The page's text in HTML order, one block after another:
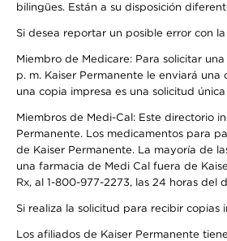
bilingües. Están a su disposición
Si desea reportar un posible error con
Miembro de Medicare: Para solicitar
p. m. Kaiser Permanente le enviará
una copia impresa es una solicitud
Miembros de Medi-Cal: Este directorio
Permanente. Los medicamentos para
de Kaiser Permanente. La mayoría de
una farmacia de Medi Cal fuera de
Rx, al 1-800-977-2273, las 24 horas del
Si realiza la solicitud para recibir
Los afiliados de Kaiser Permanente